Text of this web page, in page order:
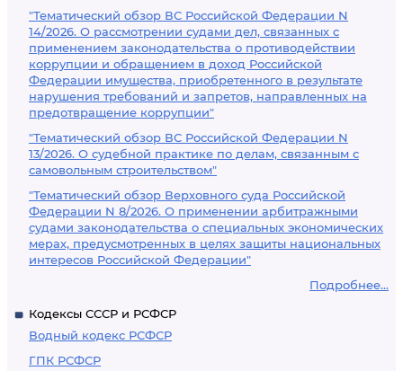
"Тематический обзор ВС Российской Федерации N
14/2026. О рассмотрении судами дел, связанных с
применением законодательства о противодействии
коррупции и обращением в доход Российской
Федерации имущества, приобретенного в результате
нарушения требований и запретов, направленных на
предотвращение коррупции"
"Тематический обзор ВС Российской Федерации N
13/2026. О судебной практике по делам, связанным с
самовольным строительством"
"Тематический обзор Верховного суда Российской
Федерации N 8/2026. О применении арбитражными
судами законодательства о специальных экономических
мерах, предусмотренных в целях защиты национальных
интересов Российской Федерации"
Подробнее...
Кодексы СССР и РСФСР
Водный кодекс РСФСР
ГПК РСФСР